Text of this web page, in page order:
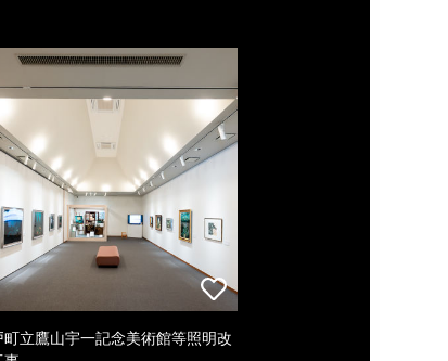
町立鷹山宇一記念美術館等照明改